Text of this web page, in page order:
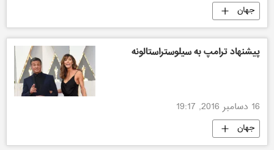
جهان
پیشنهاد ترامپ به سیلوستراستالونه
16 دسامبر 2016, 19:17
جهان